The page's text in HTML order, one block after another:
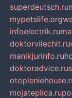
superdeutsch.ru
mypetslife.org
infoelectrik.ru
doktorvilechit.ru
manikjurinfo.ru
doktoradvice.ru
mojateplica.ru